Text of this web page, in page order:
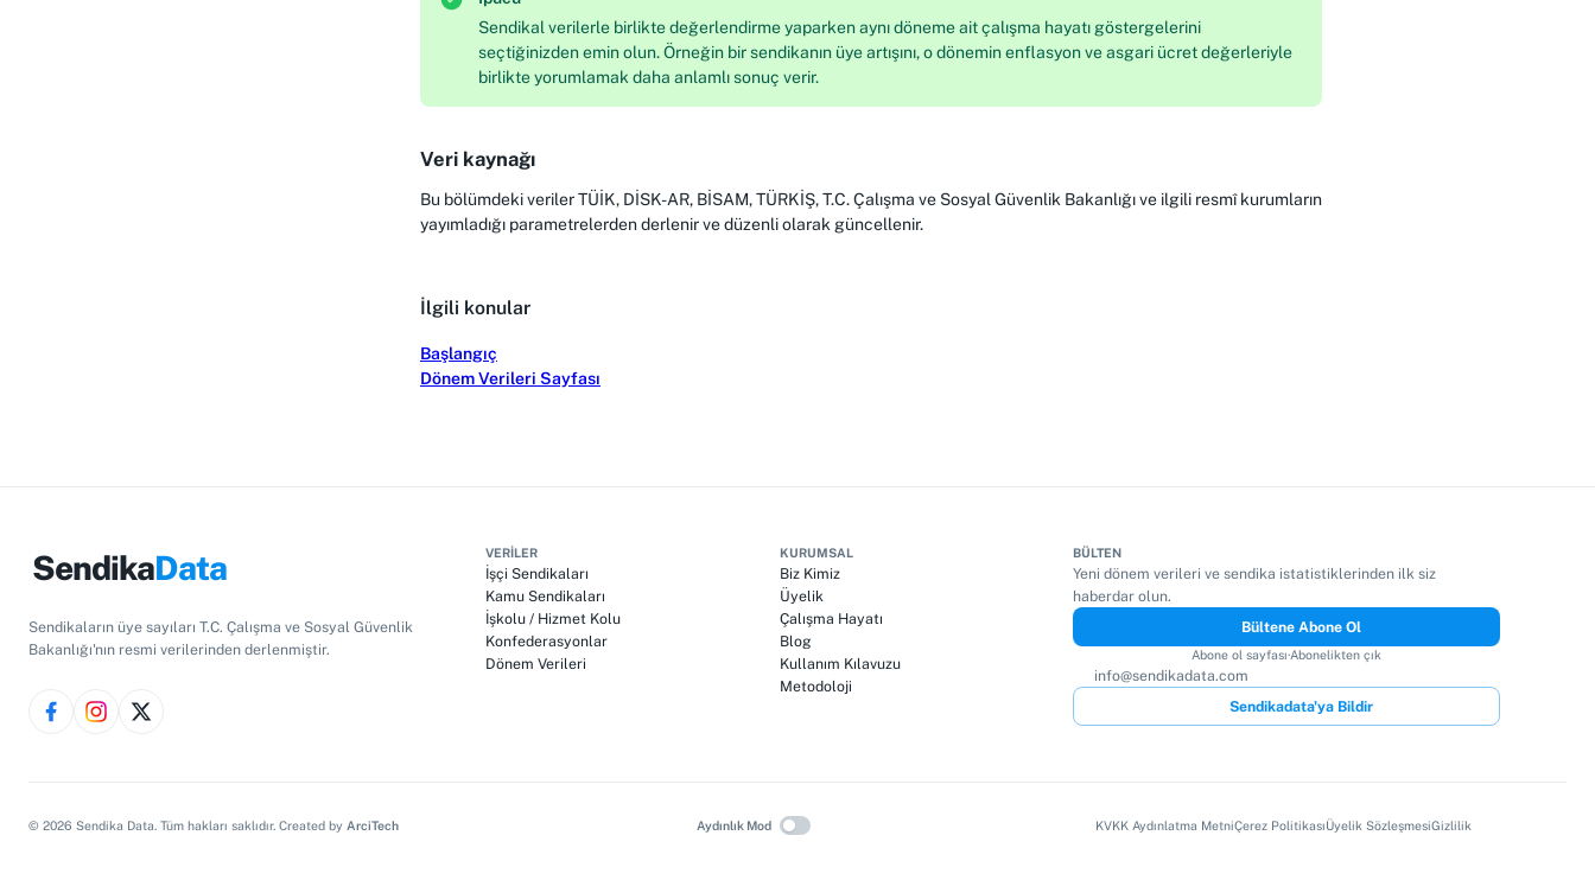
Sendikal verilerle birlikte değerlendirme yaparken aynı döneme ait çalışma hayatı göstergelerini
seçtiğinizden emin olun. Örneğin bir sendikanın üye artışını, o dönemin enflasyon ve asgari ücret değerleriyle
birlikte yorumlamak daha anlamlı sonuç verir.
Veri kaynağı
Bu bölümdeki veriler TÜİK, DİSK-AR, BİSAM, TÜRKİŞ, T.C. Çalışma ve Sosyal Güvenlik Bakanlığı ve ilgili resmî kurumların
yayımladığı parametrelerden derlenir ve düzenli olarak güncellenir.
İlgili konular
Başlangıç
Dönem Verileri Sayfası
SendikaData
Sendikaların üye sayıları T.C. Çalışma ve Sosyal Güvenlik
Bakanlığı'nın resmi verilerinden derlenmiştir.
VERILER
İşçi Sendikaları
Kamu Sendikaları
İşkolu / Hizmet Kolu
Konfederasyonlar
Dönem Verileri
KURUMSAL
Biz Kimiz
Üyelik
Çalışma Hayatı
Blog
Kullanım Kılavuzu
Metodoloji
BÜLTEN
Yeni dönem verileri ve sendika istatistiklerinden ilk siz
haberdar olun.
Bültene Abone Ol
Abone ol sayfası·Abonelikten çık
info@sendikadata.com
Sendikadata'ya Bildir
© 2026 Sendika Data. Tüm hakları saklıdır. Created by ArciTech Aydınlık Mod KVKK Aydınlatma MetniÇerez PolitikasıÜyelik SözleşmesiGizlilik